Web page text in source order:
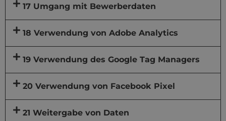
17 Umgang mit Bewerberdaten
18 Verwendung von Adobe Analytics
19 Verwendung des Google Tag Managers
20 Verwendung von Facebook Pixel
21 Weitergabe von Daten